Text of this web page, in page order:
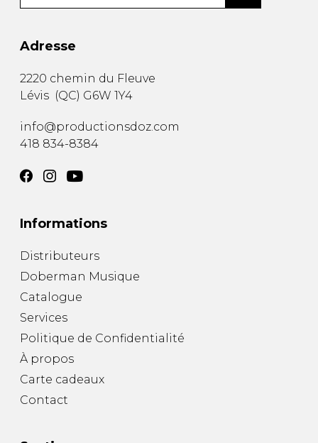
Adresse
2220 chemin du Fleuve
Lévis (QC) G6W 1Y4
info@productionsdoz.com
418 834-8384
Informations
Distributeurs
Doberman Musique
Catalogue
Services
Politique de Confidentialité
À propos
Carte cadeaux
Contact